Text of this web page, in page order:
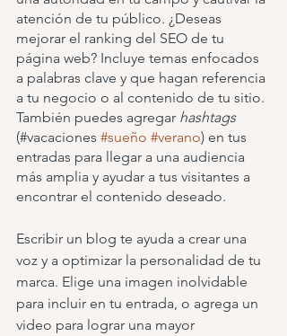
atención de tu público. ¿Deseas
mejorar el ranking del SEO de tu
página web? Incluye temas enfocados
a palabras clave y que hagan referencia
a tu negocio o al contenido de tu sitio.
También puedes agregar hashtags
(#vacaciones #sueño #verano) en tus
entradas para llegar a una audiencia
más amplia y ayudar a tus visitantes a
encontrar el contenido deseado.
Escribir un blog te ayuda a crear una
voz y a optimizar la personalidad de tu
marca. Elige una imagen inolvidable
para incluir en tu entrada, o agrega un
video para lograr una mayor